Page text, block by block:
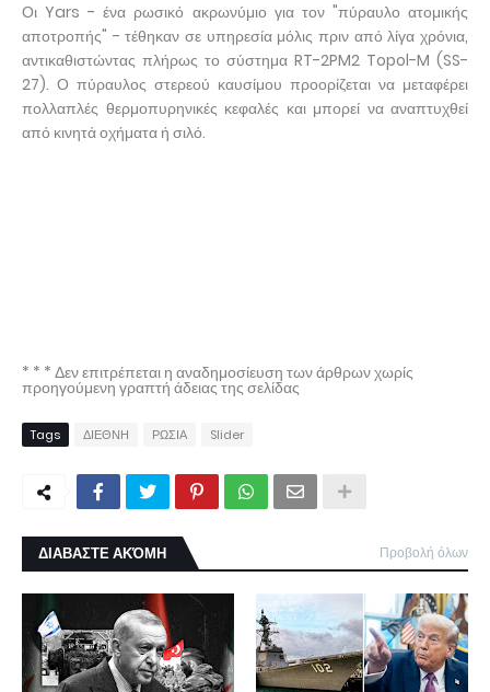
Οι Yars - ένα ρωσικό ακρωνύμιο για τον "πύραυλο ατομικής
αποτροπής" - τέθηκαν σε υπηρεσία μόλις πριν από λίγα χρόνια,
αντικαθιστώντας πλήρως το σύστημα RT-2PM2 Topol-M (SS-
27). Ο πύραυλος στερεού καυσίμου προορίζεται να μεταφέρει
πολλαπλές θερμοπυρηνικές κεφαλές και μπορεί να αναπτυχθεί
από κινητά οχήματα ή σιλό.
* * * Δεν επιτρέπεται η αναδημοσίευση των άρθρων χωρίς
προηγούμενη γραπτή άδειας της σελίδας
Tags ΔΙΕΘΝΗ ΡΩΣΙΑ Slider
ΔΙΑΒΑΣΤΕ ΑΚΌΜΗ Προβολή όλων